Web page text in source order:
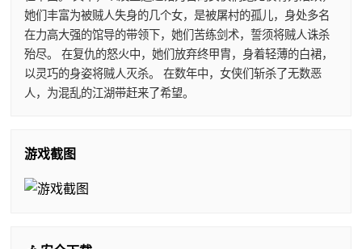
她们丰富为被贼人失身的几个女，是被屠村的孤儿，身处多名
在力高大强的馆导的带领下，她们苦练剑术，誓须将贼人诛杀
殆尽。 在复仇的怒火中，她们放弃终甲胄，身着轻薄的白裙，
以灵巧的身姿将贼人灭杀。 在数年中，女侠们斩杀了无数恶
人，为混乱的江湖带赶来了希望。
游戏截图